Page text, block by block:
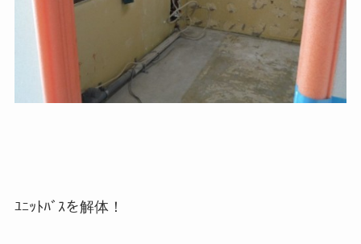
ﾕﾆｯﾄﾊﾞｽを解体！